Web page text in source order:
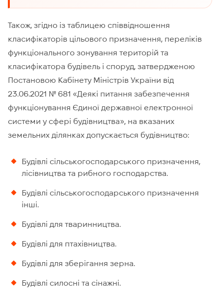
Також, згідно із таблицею співвідношення
класифікаторів цільового призначення, переліків
функціонального зонування територій та
класифікатора будівель і споруд, затвердженою
Постановою Кабінету Міністрів України від
23.06.2021 № 681 «Деякі питання забезпечення
функціонування Єдиної державної електронної
системи у сфері будівництва», на вказаних
земельних ділянках допускається будівництво:
Будівлі сільськогосподарського призначення,
лісівництва та рибного господарства.
Будівлі сільськогосподарського призначення
інші.
Будівлі для тваринництва.
Будівлі для птахівництва.
Будівлі для зберігання зерна.
Будівлі силосні та сінажні.